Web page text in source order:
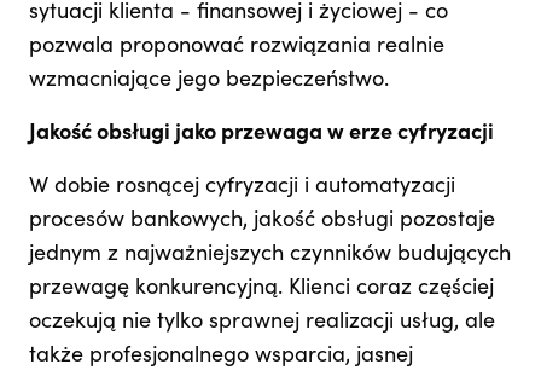
sytuacji klienta - finansowej i życiowej - co
pozwala proponować rozwiązania realnie
wzmacniające jego bezpieczeństwo.
Jakość obsługi jako przewaga w erze cyfryzacji
W dobie rosnącej cyfryzacji i automatyzacji
procesów bankowych, jakość obsługi pozostaje
jednym z najważniejszych czynników budujących
przewagę konkurencyjną. Klienci coraz częściej
oczekują nie tylko sprawnej realizacji usług, ale
także profesjonalnego wsparcia, jasnej